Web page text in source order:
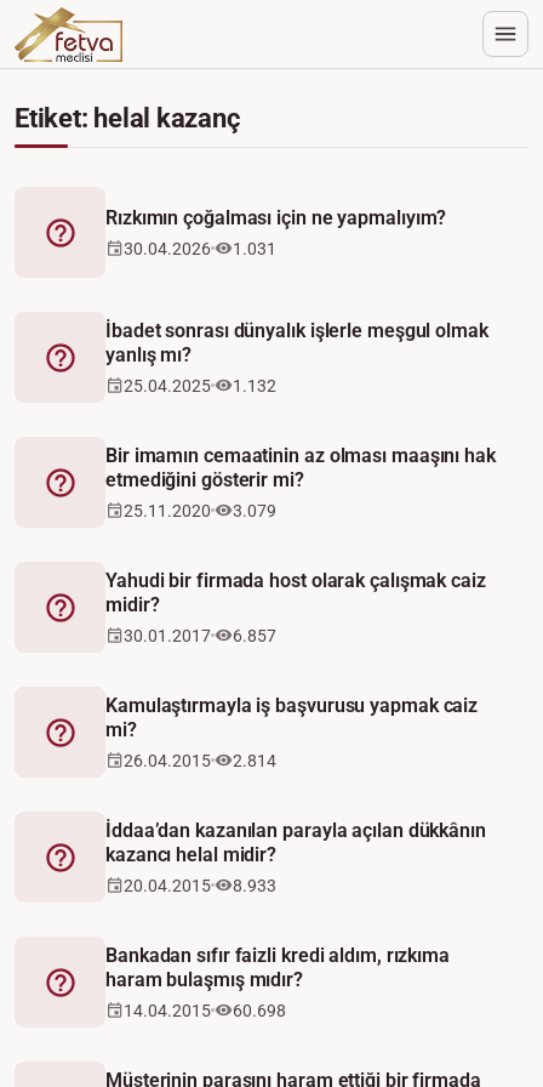
Etiket: helal kazanç
Fetva
Rızkımın çoğalması için ne yapmalıyım?
30.04.2026 1.031
Fetva
İbadet sonrası dünyalık işlerle meşgul olmak
yanlış mı?
25.04.2025 1.132
Fetva
Bir imamın cemaatinin az olması maaşını hak
etmediğini gösterir mi?
25.11.2020 3.079
Fetva
Yahudi bir firmada host olarak çalışmak caiz
midir?
30.01.2017 6.857
Fetva
Kamulaştırmayla iş başvurusu yapmak caiz
mi?
26.04.2015 2.814
Fetva
İddaa’dan kazanılan parayla açılan dükkânın
kazancı helal midir?
20.04.2015 8.933
Fetva
Bankadan sıfır faizli kredi aldım, rızkıma
haram bulaşmış mıdır?
14.04.2015 60.698
Müşterinin parasını haram ettiği bir firmada